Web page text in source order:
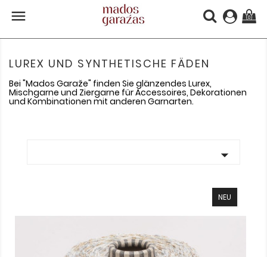
 (0)
LUREX UND SYNTHETISCHE FÄDEN
Bei "Mados Garaže" finden Sie glänzendes Lurex,
Mischgarne und Ziergarne für Accessoires, Dekorationen
und Kombinationen mit anderen Garnarten.

NEU